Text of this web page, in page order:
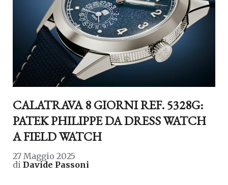
CALATRAVA 8 GIORNI REF. 5328G:
PATEK PHILIPPE DA DRESS WATCH
A FIELD WATCH
27 Maggio 2025
di Davide Passoni